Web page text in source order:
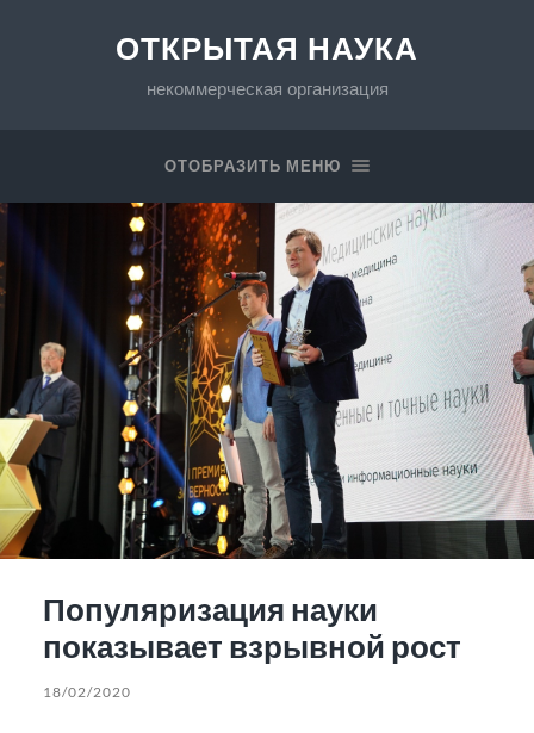
ОТКРЫТАЯ НАУКА
некоммерческая организация
ОТОБРАЗИТЬ МЕНЮ
Популяризация науки
показывает взрывной рост
18/02/2020